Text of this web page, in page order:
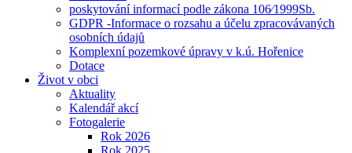
poskytování informací podle zákona 106⁄1999Sb.
GDPR -Informace o rozsahu a účelu zpracovávaných
osobních údajů
Komplexní pozemkové úpravy v k.ú. Hořenice
Dotace
Život v obci
Aktuality
Kalendář akcí
Fotogalerie
Rok 2026
Rok 2025